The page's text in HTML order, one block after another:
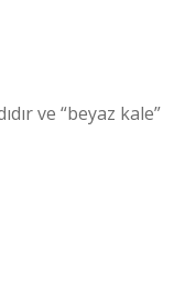
ve “beyaz kale”